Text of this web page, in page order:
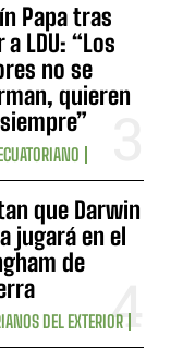
Papa tras
LDU: “Los
no se
quieren
que Darwin
jugará en el
de
DEL EXTERIOR